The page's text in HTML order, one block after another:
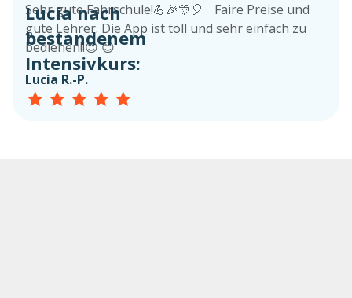
Lucia nach
bestandenem
Intensivkurs:
Sehr gute Fahrschule!💪🎉🎊🎈 Faire Preise und
gute Lehrer. Die App ist toll und sehr einfach zu
bedienen!!😍 😊
Lucia R.-P.